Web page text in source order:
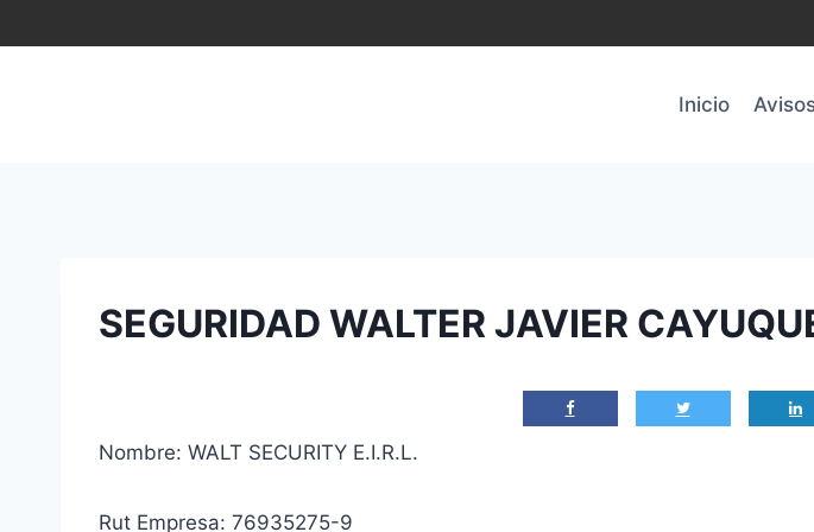
al
Inicio
SEGURIDAD WALTER JAVIER
Nombre: WALT SECURITY E.I.R.L.
Rut Empresa: 76935275-9